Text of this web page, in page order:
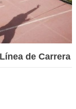
de Carrera